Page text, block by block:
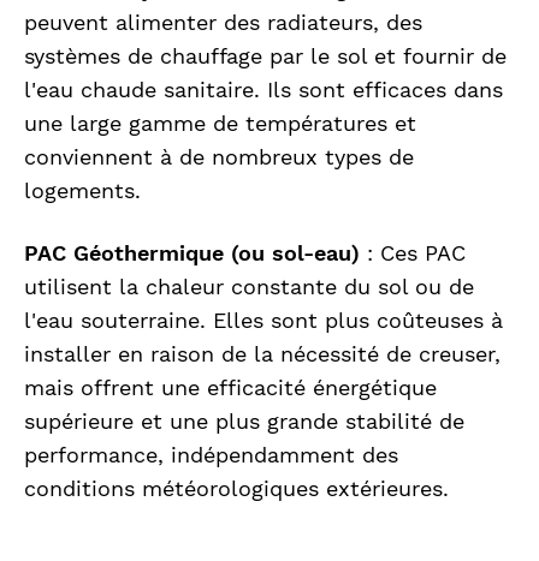
peuvent alimenter des radiateurs, des
systèmes de chauffage par le sol et fournir de
l'eau chaude sanitaire. Ils sont efficaces dans
une large gamme de températures et
conviennent à de nombreux types de
logements.
PAC Géothermique (ou sol-eau) : Ces PAC
utilisent la chaleur constante du sol ou de
l'eau souterraine. Elles sont plus coûteuses à
installer en raison de la nécessité de creuser,
mais offrent une efficacité énergétique
supérieure et une plus grande stabilité de
performance, indépendamment des
conditions météorologiques extérieures.